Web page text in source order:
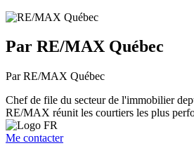
Par RE/MAX Québec
Par RE/MAX Québec
Chef de file du secteur de l'immobilier
RE/MAX réunit les courtiers les plus
Me contacter